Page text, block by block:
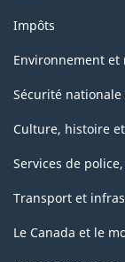
Impôts
Environnement et
Sécurité
Culture, histoire
Services de
Transport et
Le Canada et le